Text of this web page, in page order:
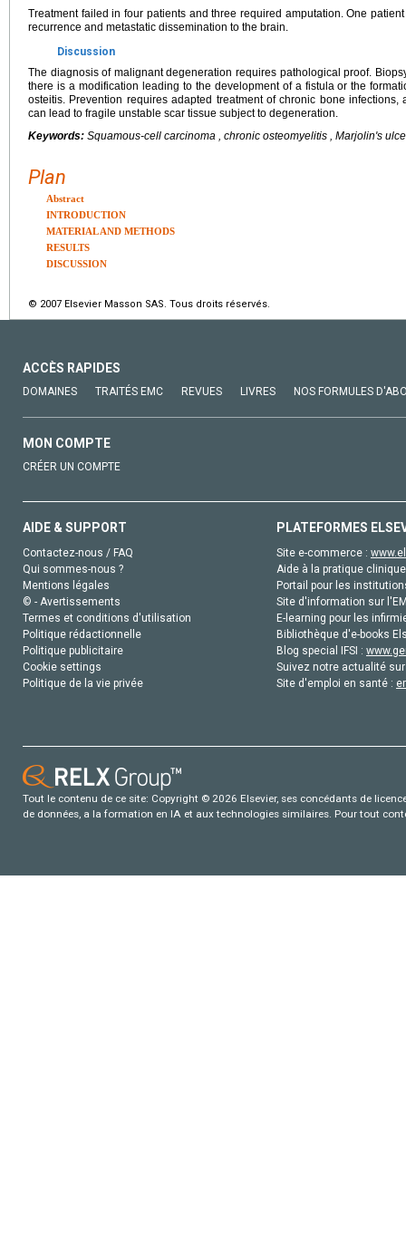
Treatment failed in four patients and three required amputation. One
recurrence and metastatic dissemination to the brain.
Discussion
The diagnosis of malignant degeneration requires pathological proof.
there is a modification leading to the development of a fistula or the
osteitis. Prevention requires adapted treatment of chronic bone
can lead to fragile unstable scar tissue subject to degeneration.
Keywords: Squamous-cell carcinoma , chronic osteomyelitis , Marjolin's
Plan
Abstract
INTRODUCTION
MATERIAL AND METHODS
RESULTS
DISCUSSION
© 2007 Elsevier Masson SAS. Tous droits réservés.
ACCÈS RAPIDES
DOMAINES TRAITÉS EMC REVUES LIVRES NOS FORMULES
MON COMPTE
CRÉER UN COMPTE
AIDE & SUPPORT
Contactez-nous / FAQ
Qui sommes-nous ?
Mentions légales
© - Avertissements
Termes et conditions d'utilisation
Politique rédactionnelle
Politique publicitaire
Cookie settings
Politique de la vie privée
PLATEFORMES
Site e-commerce :
Aide à la pratique
Portail pour les
Site d'information sur
E-learning pour les
Bibliothèque d'e-books
Blog special IFSI :
Suivez notre actualité
Site d'emploi en santé :
Tout le contenu de ce site: Copyright © 2026 Elsevier, ses concédants de
de données, a la formation en IA et aux technologies similaires. Pour tout